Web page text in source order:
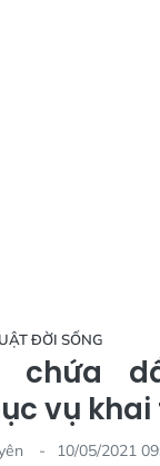
ĐỜI SỐNG
chứa
vụ
10/05/2021